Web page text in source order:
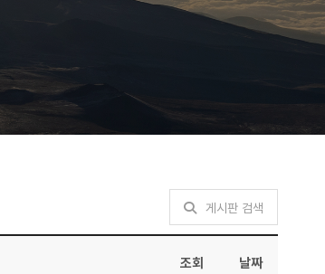
게시판 검색
조회 날짜